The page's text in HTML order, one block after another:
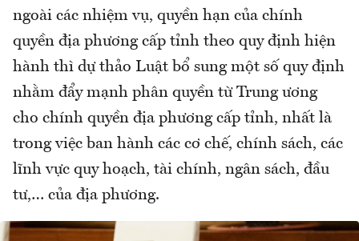
ngoài các nhiệm vụ, quyền hạn của chính
quyền địa phương cấp tỉnh theo quy định hiện
hành thì dự thảo Luật bổ sung một số quy định
nhằm đẩy mạnh phân quyền từ Trung ương
cho chính quyền địa phương cấp tỉnh, nhất là
trong việc ban hành các cơ chế, chính sách, các
lĩnh vực quy hoạch, tài chính, ngân sách, đầu
tư,… của địa phương.